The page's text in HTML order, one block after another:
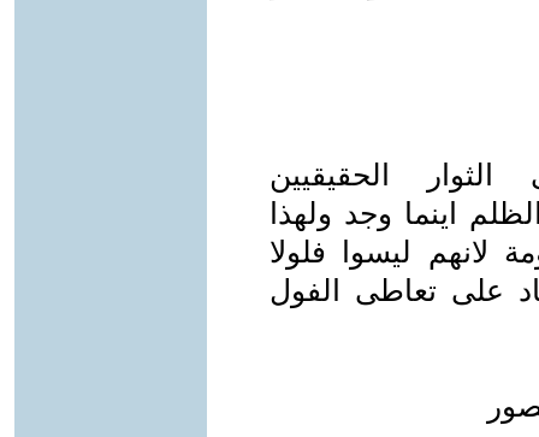
الحقيقيين
اينما وجد ولهذا
لانهم ليسوا فلولا
على تعاطى الفول